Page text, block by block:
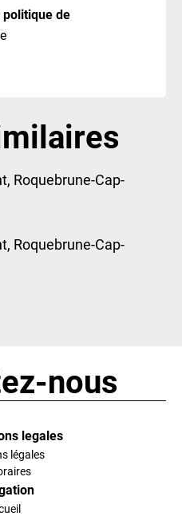
politique de
Roquebrune-Cap-
Roquebrune-Cap-
nous
legales
légales